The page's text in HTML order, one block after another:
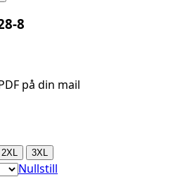
8
på din mail
2XL 3XL
Nullstill